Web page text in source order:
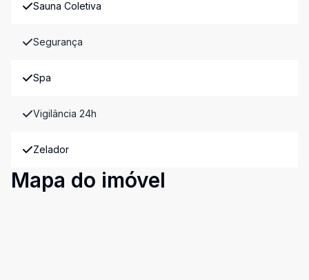
Sauna Coletiva
Segurança
Spa
Vigilância 24h
Zelador
Mapa do imóvel